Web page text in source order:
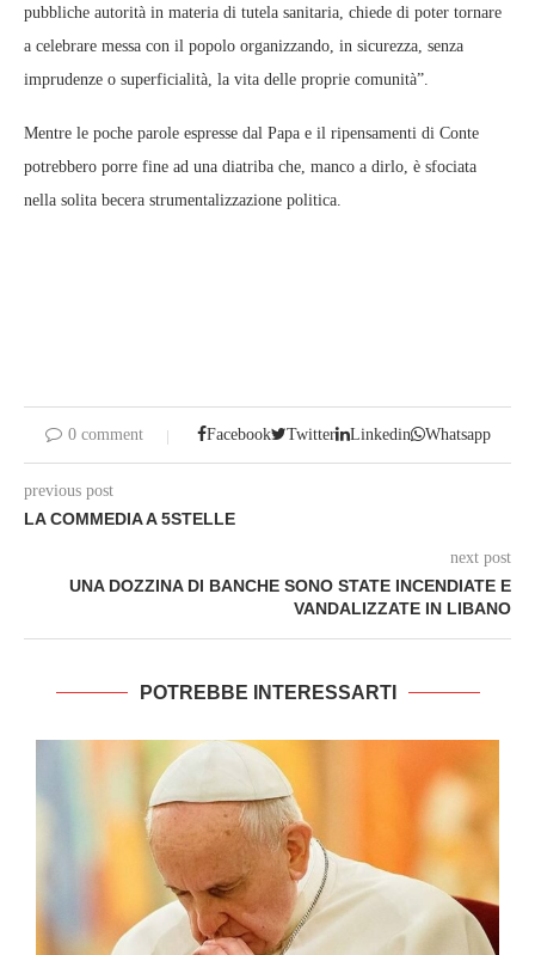
pubbliche autorità in materia di tutela sanitaria, chiede di poter tornare
a celebrare messa con il popolo organizzando, in sicurezza, senza
imprudenze o superficialità, la vita delle proprie comunità”.
Mentre le poche parole espresse dal Papa e il ripensamenti di Conte
potrebbero porre fine ad una diatriba che, manco a dirlo, è sfociata
nella solita becera strumentalizzazione politica.
0 comment Facebook Twitter Linkedin Whatsapp
previous post
LA COMMEDIA A 5STELLE
next post
UNA DOZZINA DI BANCHE SONO STATE INCENDIATE E
VANDALIZZATE IN LIBANO
POTREBBE INTERESSARTI